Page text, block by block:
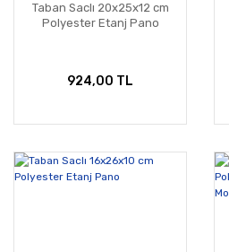
Taban Saclı 20x25x12 cm
Polyester Etanj Pano
924,00 TL